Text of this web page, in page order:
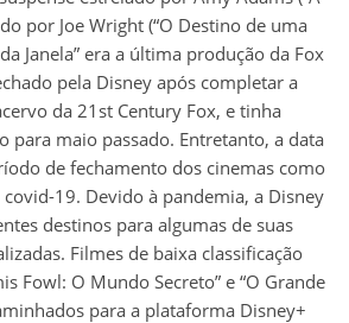
por Joe Wright (“O Destino de uma
Janela” era a última produção da Fox
pela Disney após completar a
da 21st Century Fox, e tinha
para maio passado. Entretanto, a data
de fechamento dos cinemas como
19. Devido à pandemia, a Disney
destinos para algumas de suas
Filmes de baixa classificação
Fowl: O Mundo Secreto” e “O Grande
para a plataforma Disney+